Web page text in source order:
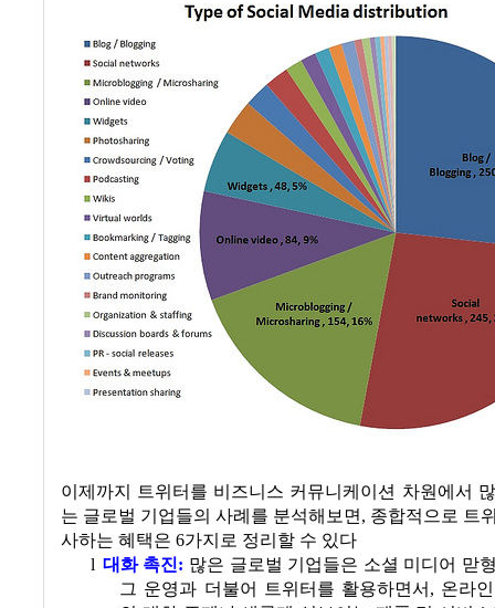
이제까지 트위터를 비즈니스 커뮤니케이션 차원에서
는 글로벌 기업들의 사례를 분석해보면, 종합적으로 트
사하는 혜택은 6가지로 정리할 수 있다
l 대화 촉진: 많은 글로벌 기업들은 소셜 미디어 맏
그 운영과 더불어 트위터를 활용하면서 , 온라